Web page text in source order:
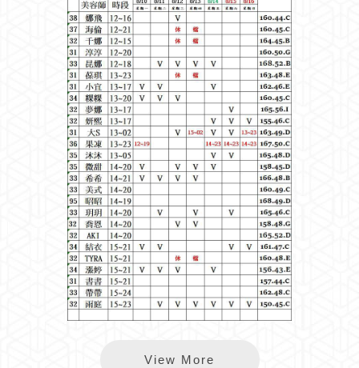
眴麗班表
View More